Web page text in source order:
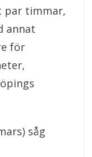
par timmar,
annat
för
såg